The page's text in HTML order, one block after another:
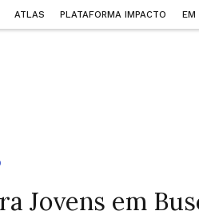
ATLAS PLATAFORMA IMPACTO EM
Jovens em